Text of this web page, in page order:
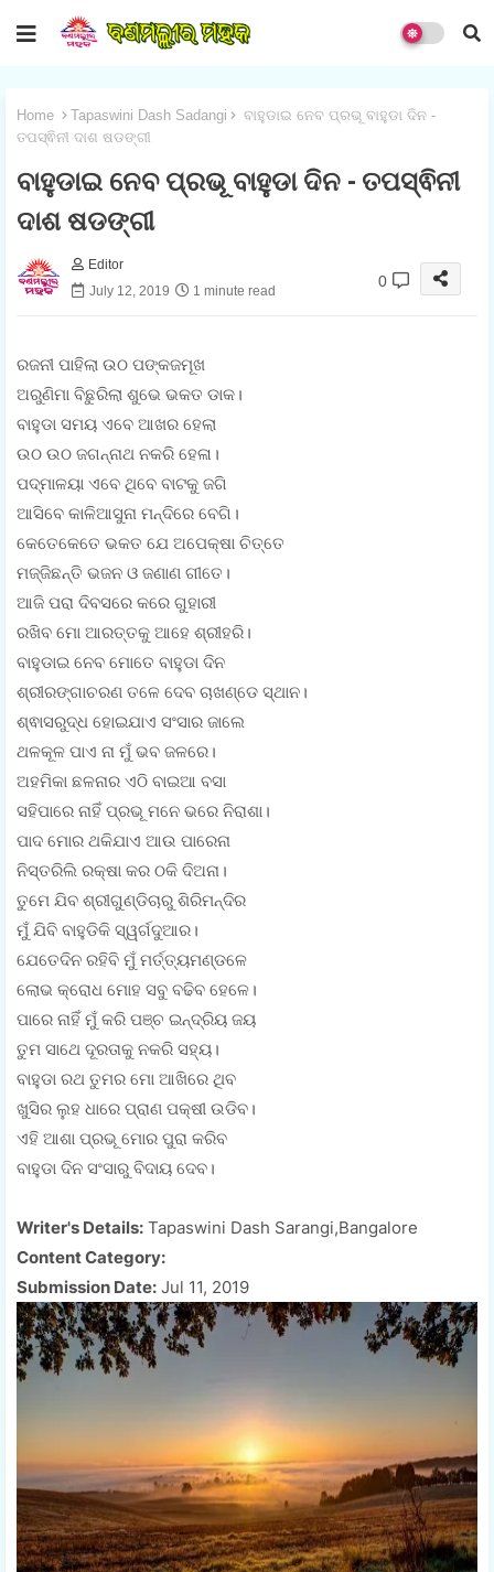
Home Tapaswini Dash Sadangi
ବାହୁଡାଇ ନେବ ପ୍ରଭୂ ବାହୁଡା ଦିନ -
ତପସ୍ଵିନୀ ଦାଶ ଷଡଙ୍ଗୀ
ବାହୁଡାଇ ନେବ ପ୍ରଭୂ ବାହୁଡା ଦିନ - ତପସ୍ଵିନୀ
ଦାଶ ଷଡଙ୍ଗୀ
Editor
July 12, 2019
1 minute read
0
ରଜନୀ ପାହିଲା ଉଠ ପଙ୍କଜମୂଖ
ଅରୁଣିମା ବିଛୁରିଲା ଶୁଭେ ଭକତ ଡାକ।
ବାହୁଡା ସମୟ ଏବେ ଆଖର ହେଲା
ଉଠ ଉଠ ଜଗନ୍ନାଥ ନକରି ହେଳା।
ପଦ୍ମାଳୟା ଏବେ ଥିବେ ବାଟକୁ ଜଗି
ଆସିବେ କାଳିଆସୁନା ମନ୍ଦିରେ ବେଗି।
କେତେକେତେ ଭକତ ଯେ ଅପେକ୍ଷା ଚିତ୍ତେ
ମଜ୍ଜିଛନ୍ତି ଭଜନ ଓ ଜଣାଣ ଗୀତେ।
ଆଜି ପରା ଦିବସରେ କରେ ଗୁହାରୀ
ରଖିବ ମୋ ଆରତ୍ତକୁ ଆହେ ଶ୍ରୀହରି।
ବାହୁଡାଇ ନେବ ମୋତେ ବାହୁଡା ଦିନ
ଶ୍ରୀରଙ୍ଗାଚରଣ ତଳେ ଦେବ ଚାଖଣ୍ଡେ ସ୍ଥାନ।
ଶ୍ଵାସରୁଦ୍ଧ ହୋଇଯାଏ ସଂସାର ଜାଲେ
ଥଳକୂଳ ପାଏ ନା ମୁଁ ଭବ ଜଳରେ।
ଅହମିକା ଛଳନାର ଏଠି ବାଇଆ ବସା
ସହିପାରେ ନାହିଁ ପ୍ରଭୂ ମନେ ଭରେ ନିରାଶା।
ପାଦ ମୋର ଥକିଯାଏ ଆଉ ପାରେନା
ନିସ୍ତରିଲି ରକ୍ଷା କର ଠକି ଦିଅନା।
ତୁମେ ଯିବ ଶ୍ରୀଗୁଣ୍ଡିଚାରୁ ଶିରିମନ୍ଦିର
ମୁଁ ଯିବି ବାହୁଡିକି ସ୍ୱର୍ଗଦୁଆର।
ଯେତେଦିନ ରହିବି ମୁଁ ମର୍ତ୍ତ୍ୟମଣ୍ଡଳେ
ଲୋଭ କ୍ରୋଧ ମୋହ ସବୁ ବଢିବ ହେଳେ।
ପାରେ ନାହିଁ ମୁଁ କରି ପଞ୍ଚ ଇନ୍ଦ୍ରିୟ ଜୟ
ତୁମ ସାଥେ ଦୂରତାକୁ ନକରି ସହ୍ୟ।
ବାହୁଡା ରଥ ତୁମର ମୋ ଆଖିରେ ଥିବ
ଖୁସିର ଲୁହ ଧାରେ ପ୍ରାଣ ପକ୍ଷୀ ଉଡିବ।
ଏହି ଆଶା ପ୍ରଭୂ ମୋର ପୁରା କରିବ
ବାହୁଡା ଦିନ ସଂସାରୁ ବିଦାୟ ଦେବ।
Writer's Details: Tapaswini Dash Sarangi,Bangalore
Content Category:
Submission Date: Jul 11, 2019